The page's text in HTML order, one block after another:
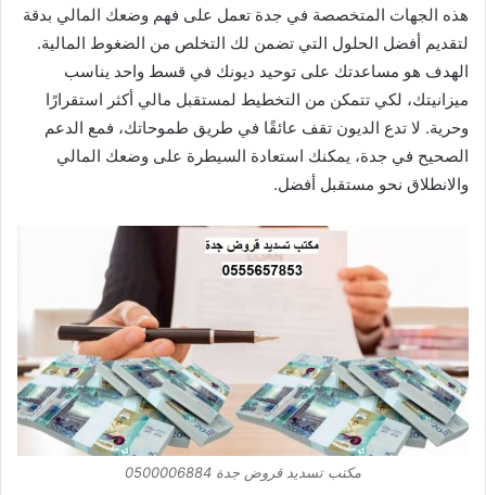
هذه الجهات المتخصصة في جدة تعمل على فهم وضعك المالي بدقة
لتقديم أفضل الحلول التي تضمن لك التخلص من الضغوط المالية.
الهدف هو مساعدتك على توحيد ديونك في قسط واحد يناسب
ميزانيتك، لكي تتمكن من التخطيط لمستقبل مالي أكثر استقرارًا
وحرية. لا تدع الديون تقف عائقًا في طريق طموحاتك، فمع الدعم
الصحيح في جدة، يمكنك استعادة السيطرة على وضعك المالي
والانطلاق نحو مستقبل أفضل.
مكتب تسديد قروض جدة 0500006884